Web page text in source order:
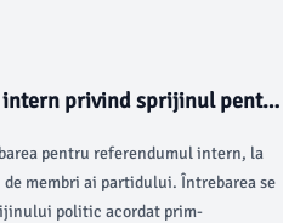
intern privind sprijinul pentru
pentru referendumul intern, la
membri ai partidului. Întrebarea se
politic acordat prim-